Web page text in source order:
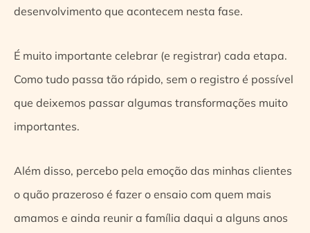
desenvolvimento que acontecem nesta fase.
É muito importante celebrar (e registrar) cada etapa.
Como tudo passa tão rápido, sem o registro é possível
que deixemos passar algumas transformações muito
importantes.
Além disso, percebo pela emoção das minhas clientes
o quão prazeroso é fazer o ensaio com quem mais
amamos e ainda reunir a família daqui a alguns anos